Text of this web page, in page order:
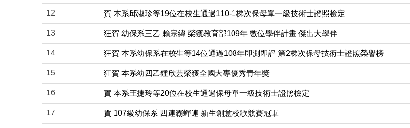
12 賀 本系邱淑珍等19位在校生通過110-1梯次保母單一級技術士證照檢定
13 狂賀 幼保系三乙 賴宗緯 榮獲教育部109年 數位學伴計畫 傑出大學伴
14 狂賀 本系幼保系在校生等14位通過108年即測即評 第2梯次保母技術士證照榮譽榜
15 狂賀 本系幼四乙鍾欣芸榮獲全國大專優秀青年獎
16 賀 本系王捷玲等20位在校生通過保母單一級技術士證照檢定
17 賀 107級幼保系 四連霸蟬連 新生創意校歌競賽冠軍